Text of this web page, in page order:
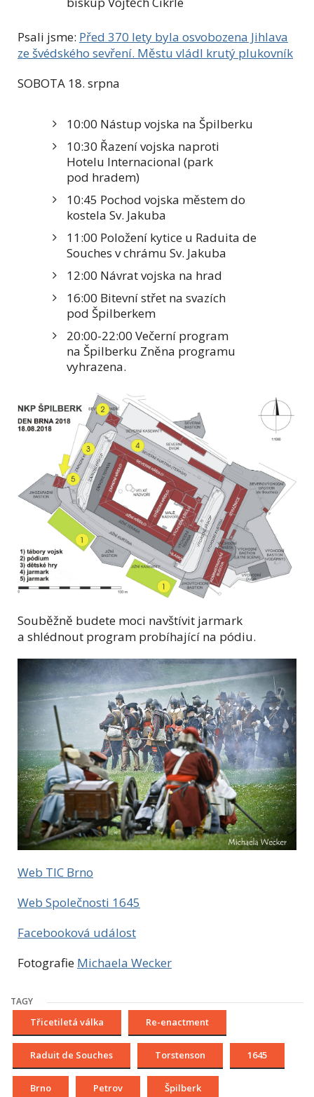
Psali jsme: Před 370 lety byla osvobozena Jihlava
ze švédského sevření. Městu vládl krutý plukovník
SOBOTA 18. srpna
10:00 Nástup vojska na Špilberku
10:30 Řazení vojska naproti
Hotelu Internacional (park
pod hradem)
10:45 Pochod vojska městem do
kostela Sv. Jakuba
11:00 Položení kytice u Raduita de
Souches v chrámu Sv. Jakuba
12:00 Návrat vojska na hrad
16:00 Bitevní střet na svazích
pod Špilberkem
20:00-22:00 Večerní program
na Špilberku Zněna programu
vyhrazena.
Souběžně budete moci navštívit jarmark
a shlédnout program probíhající na pódiu.
Web TIC Brno
Web Společnosti 1645
Facebooková událost
Fotografie Michaela Wecker
TAGY
Třicetiletá válka Re-enactment
Raduit de Souches Torstenson 1645
Brno Petrov Špilberk